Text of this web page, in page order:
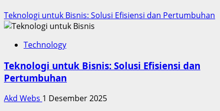
Teknologi untuk Bisnis: Solusi Efisiensi dan Pertumbuhan
Technology
Teknologi untuk Bisnis: Solusi Efisiensi dan
Pertumbuhan
Akd Webs 1 Desember 2025